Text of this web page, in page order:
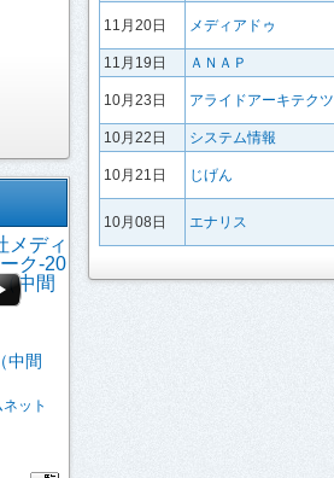
中間
ット
11月20日 メディアドゥ
11月19日 ＡＮＡＰ
10月23日 アライドアーキテクツ
10月22日 システム情報
10月21日 じげん
10月08日 エナリス